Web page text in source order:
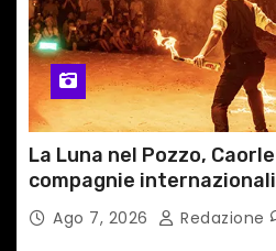
La Luna nel Pozzo,
compagnie
nazionali dal 2 al 6
Ago 7, 2026 Redazione